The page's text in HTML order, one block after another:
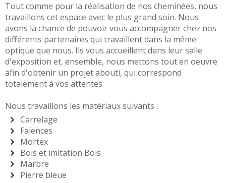
Tout comme pour la réalisation de nos cheminées, nous
travaillons cet espace avec le plus grand soin. Nous
avons la chance de pouvoir vous accompagner chez nos
différents partenaires qui travaillent dans la même
optique que nous. Ils vous accueillent dans leur salle
d'exposition et, ensemble, nous mettons tout en oeuvre
afin d'obtenir un projet abouti, qui correspond
totalement à vos attentes.
Nous travaillons les matériaux suivants :
Carrelage
Faïences
Mortex
Bois et imitation Bois
Marbre
Pierre bleue